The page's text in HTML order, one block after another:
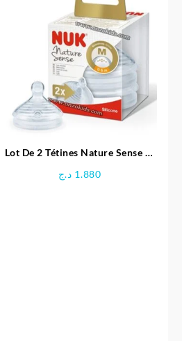
Lot De 2 Tétines Nature Sense 0-
1.880 د.ج